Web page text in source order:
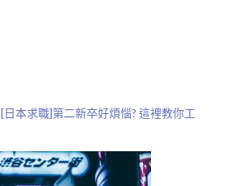
[日本求職]第二新卒好煩惱? 這裡教你工